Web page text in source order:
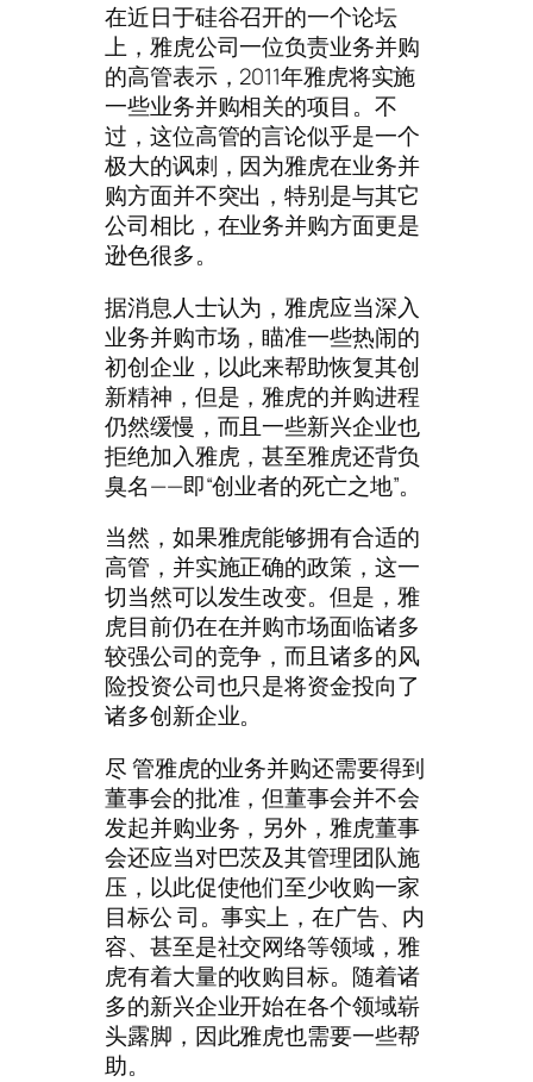
在近日于硅谷召开的一个论坛
上，雅虎公司一位负责业务并购
的高管表示，2011年雅虎将实施
一些业务并购相关的项目。不
过，这位高管的言论似乎是一个
极大的讽刺，因为雅虎在业务并
购方面并不突出，特别是与其它
公司相比，在业务并购方面更是
逊色很多。
据消息人士认为，雅虎应当深入
业务并购市场，瞄准一些热闹的
初创企业，以此来帮助恢复其创
新精神，但是，雅虎的并购进程
仍然缓慢，而且一些新兴企业也
拒绝加入雅虎，甚至雅虎还背负
臭名——即“创业者的死亡之地”。
当然，如果雅虎能够拥有合适的
高管，并实施正确的政策，这一
切当然可以发生改变。但是，雅
虎目前仍在在并购市场面临诸多
较强公司的竞争，而且诸多的风
险投资公司也只是将资金投向了
诸多创新企业。
尽 管雅虎的业务并购还需要得到
董事会的批准，但董事会并不会
发起并购业务，另外，雅虎董事
会还应当对巴茨及其管理团队施
压，以此促使他们至少收购一家
目标公 司。事实上，在广告、内
容、甚至是社交网络等领域，雅
虎有着大量的收购目标。随着诸
多的新兴企业开始在各个领域崭
头露脚，因此雅虎也需要一些帮
助。